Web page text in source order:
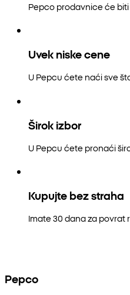
Pepco prodavnice će
Uvek niske cene
U Pepcu ćete naći sve
Širok izbor
U Pepcu ćete pronaći
Kupujte bez straha
Imate 30 dana za povrat
Pepco